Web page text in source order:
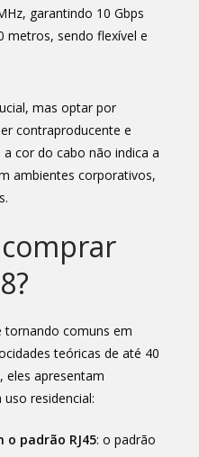
garantindo 10 Gbps
metros, sendo flexível e
mas optar por
contraproducente e
cor do cabo não indica a
ambientes corporativos,
tornando comuns em
teóricas de até 40
eles apresentam
residencial:
padrão RJ45: o padrão